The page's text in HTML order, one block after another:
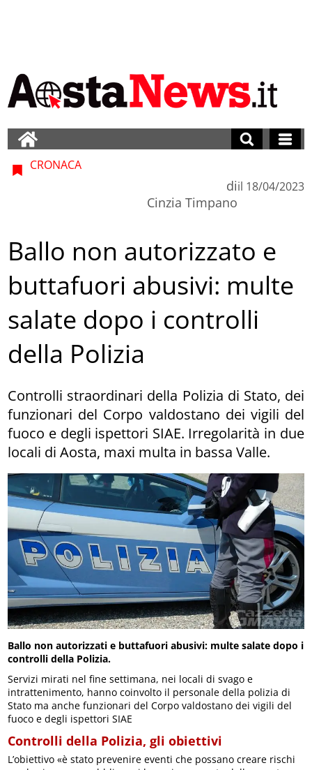
CRONACA
di
Cinzia Timpano
il 18/04/2023
Ballo non autorizzato e
buttafuori abusivi: multe
salate dopo i controlli
della Polizia
Controlli straordinari della Polizia di Stato, dei
funzionari del Corpo valdostano dei vigili del
fuoco e degli ispettori SIAE. Irregolarità in due
locali di Aosta, maxi multa in bassa Valle.
Ballo non autorizzati e buttafuori abusivi: multe salate dopo i
controlli della Polizia.
Servizi mirati nel fine settimana, nei locali di svago e
intrattenimento, hanno coinvolto il personale della polizia di
Stato ma anche funzionari del Corpo valdostano dei vigili del
fuoco e degli ispettori SIAE
Controlli della Polizia, gli obiettivi
L’obiettivo «è stato prevenire eventi che possano creare rischi